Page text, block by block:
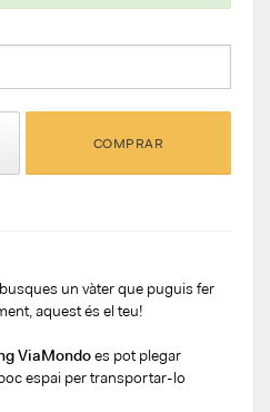
COMPRAR
un vàter que puguis fer
aquest és el teu!
ViaMondoes pot plegar
espai per transportar-lo